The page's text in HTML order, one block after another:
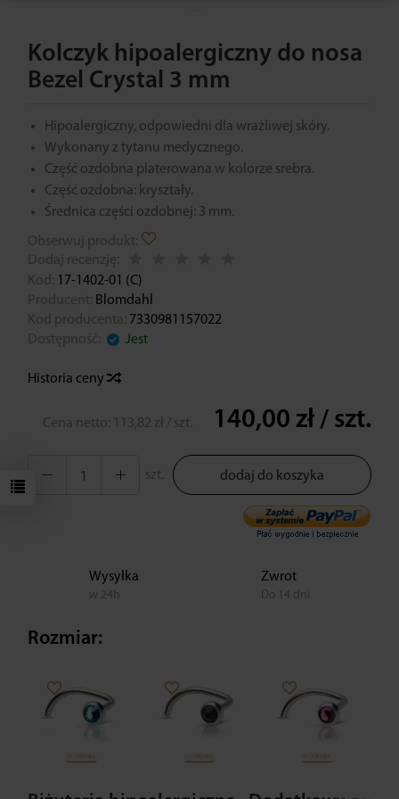
Kolczyk hipoalergiczny do nosa
Bezel Crystal 3 mm
Hipoalergiczny, odpowiedni dla wrażliwej skóry.
Wykonany z tytanu medycznego.
Część ozdobna platerowana w kolorze srebra.
Część ozdobna: kryształy.
Średnica części ozdobnej: 3 mm.
Obserwuj produkt:
Dodaj recenzję:
Kod:
17-1402-01 (C)
Producent: Blomdahl
Kod producenta:
7330981157022
Dostępność:
Jest
Historia ceny
Cena netto: 113,82 zł / szt. 140,00 zł / szt.
szt. dodaj do koszyka
Wysyłka
w 24h
Zwrot
Do 14 dni
Rozmiar: